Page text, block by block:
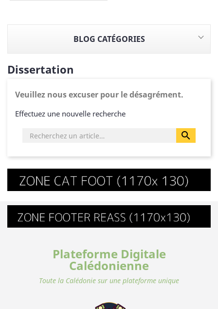
BLOG CATÉGORIES
Dissertation
Veuillez nous excuser pour le désagrément.
Effectuez une nouvelle recherche

Plateforme Digitale
Calédonienne
Toute la Calédonie sur une plateforme unique